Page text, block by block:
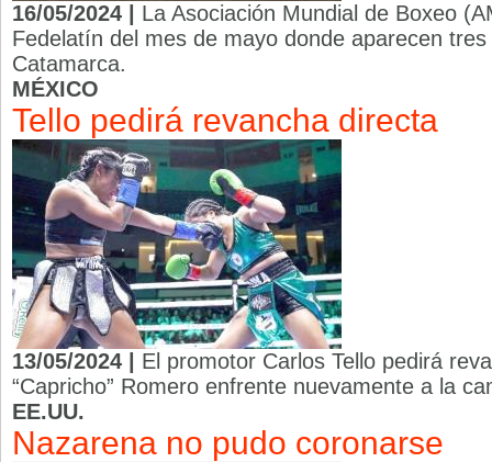
16/05/2024 | La Asociación Mundial de Boxeo
Fedelatín del mes de mayo donde aparecen
Catamarca.
MÉXICO
Tello pedirá revancha directa
13/05/2024 | El promotor Carlos Tello pedirá
“Capricho” Romero enfrente nuevamente a la
EE.UU.
Nazarena no pudo coronarse